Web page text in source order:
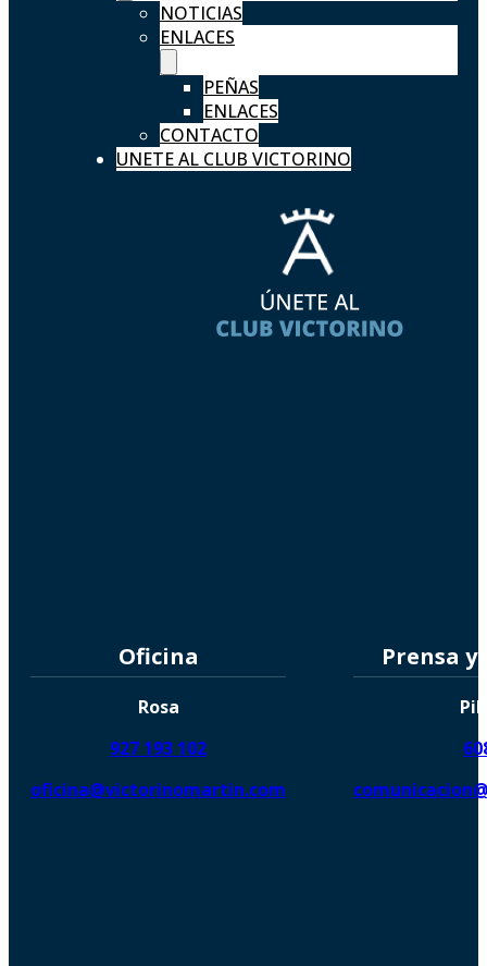
NOTICIAS
ENLACES
PEÑAS
ENLACES
CONTACTO
UNETE AL CLUB VICTORINO
Oficina
Rosa
927 193 102
oficina@victorinomartin.com
Prensa